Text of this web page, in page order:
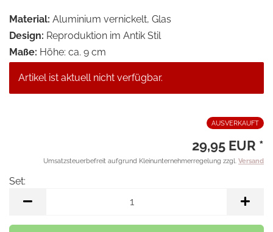
Material: Aluminium vernickelt, Glas
Design: Reproduktion im Antik Stil
Maße: Höhe: ca. 9 cm
Artikel ist aktuell nicht verfügbar.
AUSVERKAUFT
29,95 EUR *
Umsatzsteuerbefreit aufgrund Kleinunternehmerregelung zzgl. Versand
Set: